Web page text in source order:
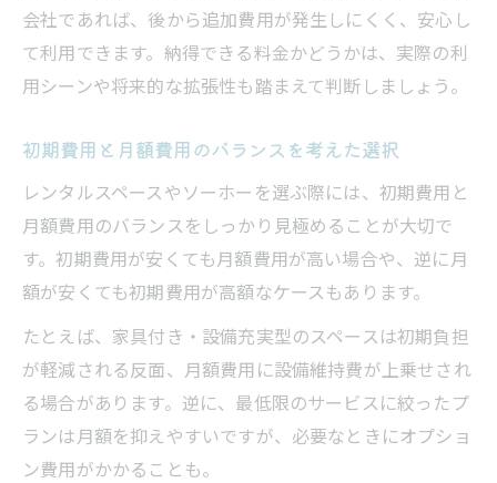
会社であれば、後から追加費用が発生しにくく、安心し
て利用できます。納得できる料金かどうかは、実際の利
用シーンや将来的な拡張性も踏まえて判断しましょう。
初期費用と月額費用のバランスを考えた選択
レンタルスペースやソーホーを選ぶ際には、初期費用と
月額費用のバランスをしっかり見極めることが大切で
す。初期費用が安くても月額費用が高い場合や、逆に月
額が安くても初期費用が高額なケースもあります。
たとえば、家具付き・設備充実型のスペースは初期負担
が軽減される反面、月額費用に設備維持費が上乗せされ
る場合があります。逆に、最低限のサービスに絞ったプ
ランは月額を抑えやすいですが、必要なときにオプショ
ン費用がかかることも。